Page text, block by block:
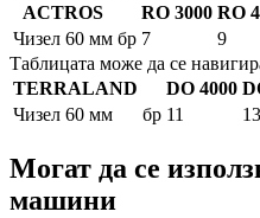
ACTROS
RO 3000 RO
Чизел 60 мм бр 7 9
Таблицата може да се
TERRALAND
DO 4000
Чизел 60 мм
бр 11 13
Могат да се
машини